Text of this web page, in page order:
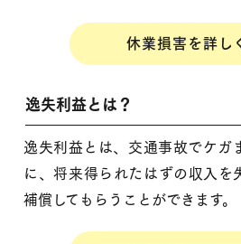
休業損害を詳し
逸失利益とは？
逸失利益とは、交通事故でケガ
に、将来得られたはずの収入を
補償してもらうことができます。